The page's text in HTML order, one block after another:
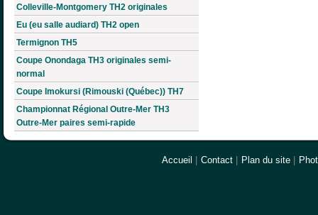
Colleville-Montgomery TH2 originales
Eu (eu salle audiard) TH2 open
Termignon TH5
Coupe Onondaga TH3 originales semi-
normal
Coupe Imokursi (Rimouski (Québec)) TH7
Championnat Régional Outre-Mer TH3
Outre-Mer paires semi-rapide
Accueil | Contact | Plan du site |